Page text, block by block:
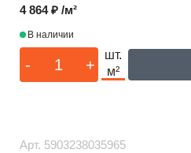
4 864 ₽ /м²
В наличии
- +
шт.
м²
Арт. 5903238035965